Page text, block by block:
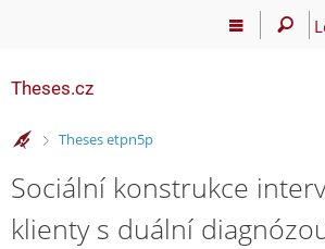
Theses.cz
>
Theses etpn5p
Sociální konstrukce
klienty s duální